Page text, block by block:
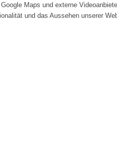
Maps und externe
und das Aussehen unserer